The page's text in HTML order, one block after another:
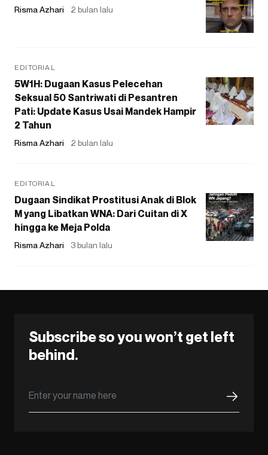
Risma Azhari 2 bulan lalu
EDITORIAL
5W1H: Dugaan Kasus Pelecehan
Seksual 50 Santriwati di Pesantren
Pati: Update Kasus Usai Mandek Hampir
2 Tahun
Risma Azhari 2 bulan lalu
EDITORIAL
Dugaan Sindikat Prostitusi Anak di Blok
M yang Libatkan WNA: Dari Cuitan di X
hingga ke Meja Polda
Risma Azhari 3 bulan lalu
Subscribe so you won’t get left
behind.